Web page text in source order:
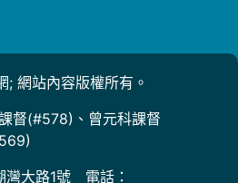
; 網站內容版權所有。
督(#578)、曾元科課督
灣大路1號 電話：